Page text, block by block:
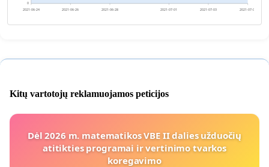
0
2021-06-24 2021-06-26 2021-06-28 2021-07-01 2021-07-03 2021-07-05
Kitų vartotojų reklamuojamos peticijos
Dėl 2026 m. matematikos VBE II dalies užduočių
atitikties programai ir vertinimo tvarkos
koregavimo